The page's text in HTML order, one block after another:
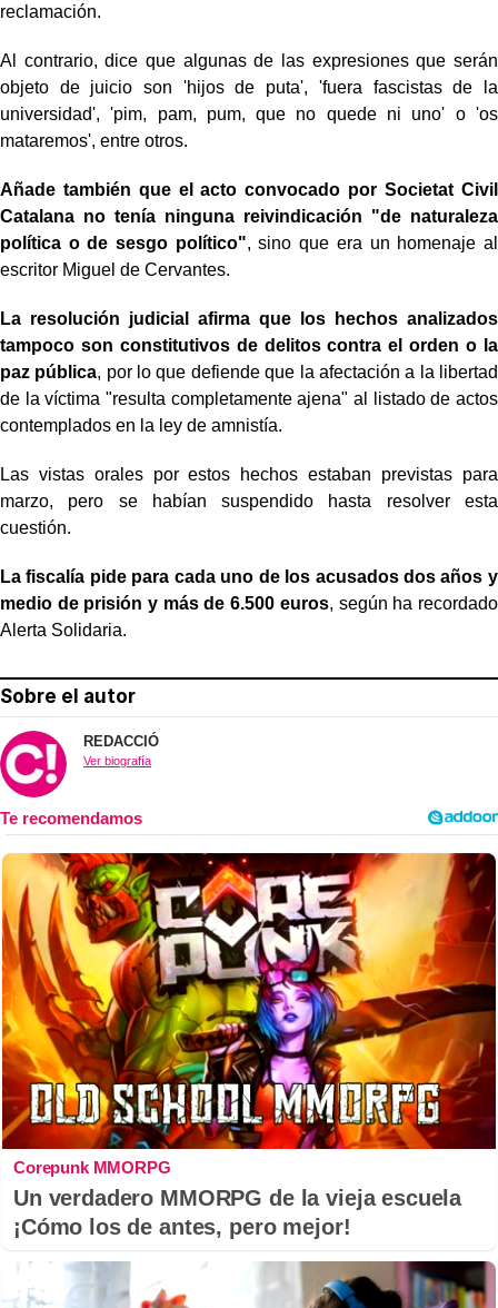
reclamación.
Al contrario, dice que algunas de las expresiones que serán
objeto de juicio son 'hijos de puta', 'fuera fascistas de la
universidad', 'pim, pam, pum, que no quede ni uno' o 'os
mataremos', entre otros.
Añade también que el acto convocado por Societat Civil
Catalana no tenía ninguna reivindicación "de naturaleza
política o de sesgo político", sino que era un homenaje al
escritor Miguel de Cervantes.
La resolución judicial afirma que los hechos analizados
tampoco son constitutivos de delitos contra el orden o la
paz pública, por lo que defiende que la afectación a la libertad
de la víctima "resulta completamente ajena" al listado de actos
contemplados en la ley de amnistía.
Las vistas orales por estos hechos estaban previstas para
marzo, pero se habían suspendido hasta resolver esta
cuestión.
La fiscalía pide para cada uno de los acusados dos años y
medio de prisión y más de 6.500 euros, según ha recordado
Alerta Solidaria.
Sobre el autor
REDACCIÓ
Ver biografía
Corepunk MMORPG
Un verdadero MMORPG de la vieja escuela
¡Cómo los de antes, pero mejor!